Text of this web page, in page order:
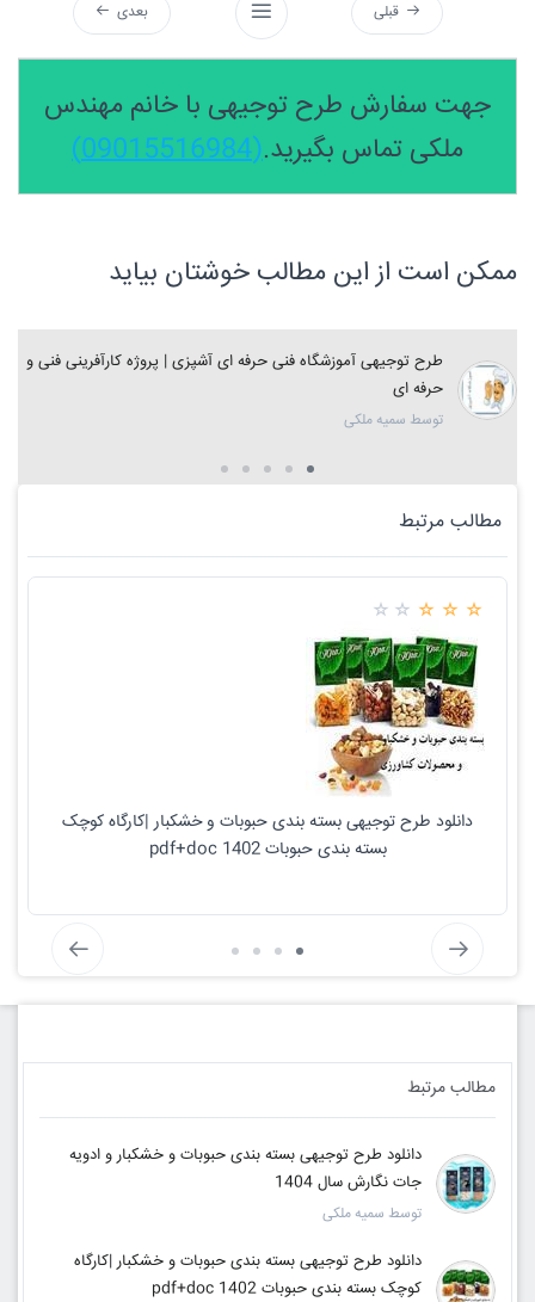
قبلی بعدی
جهت سفارش طرح توجیهی با خانم مهندس
ملکی تماس بگیرید.(09015516984)
ممکن است از این مطالب خوشتان بیاید
طرح توجیهی آموزشگاه فنی حرفه ای آشپزی | پروژه کارآفرینی فنی و
حرفه ای
توسط سمیه ملکی
مطالب مرتبط
دانلود طرح توجیهی بسته بندی حبوبات و خشکبار |کارگاه کوچک
بسته بندی حبوبات pdf+doc 1402
مطالب مرتبط
دانلود طرح توجیهی بسته بندی حبوبات و خشکبار و ادویه
جات نگارش سال 1404
توسط سمیه ملکی
دانلود طرح توجیهی بسته بندی حبوبات و خشکبار |کارگاه
کوچک بسته بندی حبوبات pdf+doc 1402